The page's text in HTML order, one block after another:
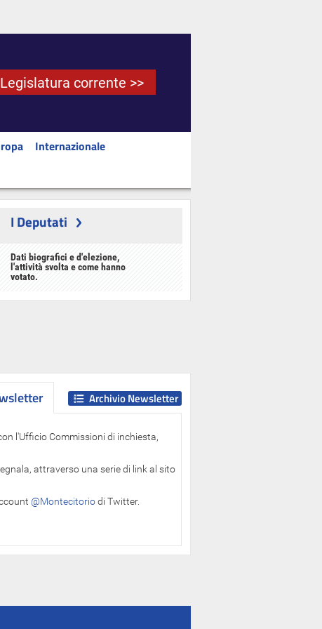
corrente >>
Internazionale
I Deputati
Dati biografici e d'elezione,
l'attività svolta e come hanno
votato.
l'Ufficio Commissioni di inchiesta,
attraverso una serie di link al sito
@Montecitoriodi Twitter.
Archivio Newsletter